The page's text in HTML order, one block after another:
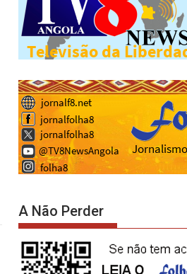
A Não Perder